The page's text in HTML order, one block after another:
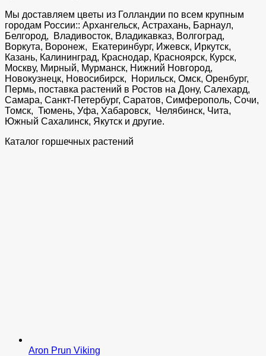
Мы доставляем цветы из Голландии по всем крупным
городам России:: Архангельск, Астрахань, Барнаул,
Белгород, Владивосток, Владикавказ, Волгоград,
Воркута, Воронеж, Екатеринбург, Ижевск, Иркутск,
Казань, Калининград, Краснодар, Красноярск, Курск,
Москву, Мирный, Мурманск, Нижний Новгород,
Новокузнецк, Новосибирск, Норильск, Омск, Оренбург,
Пермь, поставка растений в Ростов на Дону, Салехард,
Самара, Санкт-Петербург, Саратов, Симферополь, Сочи,
Томск, Тюмень, Уфа, Хабаровск, Челябинск, Чита,
Южный Сахалинск, Якутск и другие.
Каталог горшечных растений
Aron Prun Viking